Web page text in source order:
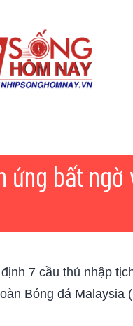
ứng bất
7 cầu thủ nhập
Bóng đá Malaysia